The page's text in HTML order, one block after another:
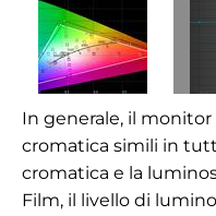
In generale, il
cromatica simili in
cromatica e la
Film, il livello di